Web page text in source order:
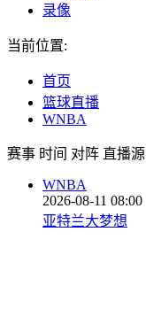
录像
当前位置:
首页
篮球直播
WNBA
赛事 时间 对阵 直播源
WNBA
2026-08-11 08:00
亚特兰大梦想